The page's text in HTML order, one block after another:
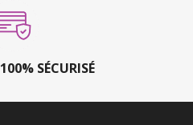
SÉCURISÉ